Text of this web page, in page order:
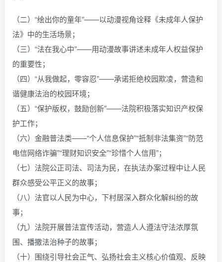
（二）“绘出你的童年”——以动漫视角诠释《未成年人保护
法》中的生活场景；
（三）“法在我心中”——用动漫故事讲述未成年人权益保护
的重要性；
（四）“从我做起，零容忍”——承诺拒绝校园欺凌，营造和
谐健康法治的校园环境；
（五）“保护版权，鼓励创新”——法院积极落实知识产权保
护工作；
（六）金融普法类——“个人信息保护”“抵制非法集资”“防范
电信网络诈骗”“理财知识安全”“珍惜个人信用”；
（七）法院公正司法、司法为民，在执法办案过程中让人民
群众感受公平正义的故事；
（八）法官以人民为中心，下村居深入群众化解纠纷的故
事；
（九）法院开展普法宣传活动，营造人人遵法守法浓厚氛
围、播撒法治种子的故事；
（十）围绕引导社会正气、弘扬社会主义核心价值观、反映